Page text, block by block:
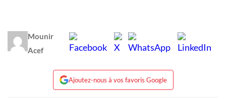
Mounir
Acef
Ajoutez-nous à vos favoris Google